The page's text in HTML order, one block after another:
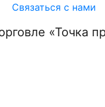
Связаться с нами